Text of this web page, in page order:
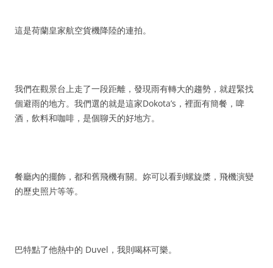
這是荷蘭皇家航空貨機降陸的連拍。
我們在觀景台上走了一段距離，發現雨有轉大的趨勢，就趕緊找
個避雨的地方。我們選的就是這家Dokota’s，裡面有簡餐，啤
酒，飲料和咖啡，是個聊天的好地方。
餐廳內的擺飾，都和舊飛機有關。妳可以看到螺旋槳，飛機演變
的歷史照片等等。
巴特點了他熱中的 Duvel，我則喝杯可樂。